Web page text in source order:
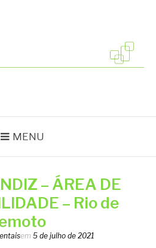
MENU
– ÁREA DE
– Rio de
em 5 de julho de 2021